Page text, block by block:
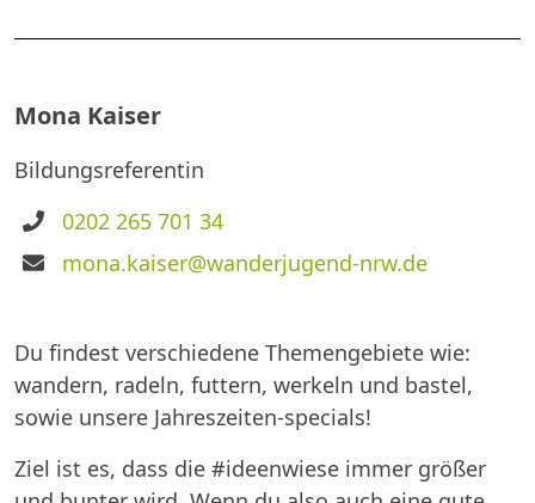
Mona Kaiser
Bildungsreferentin
Telefon
0202 265 701 34
E-
mona.kaiser@wanderjugend-nrw.de
Du findest verschiedene Themengebiete wie:
wandern, radeln, futtern, werkeln und bastel,
sowie unsere Jahreszeiten-specials!
Ziel ist es, dass die #ideenwiese immer größer